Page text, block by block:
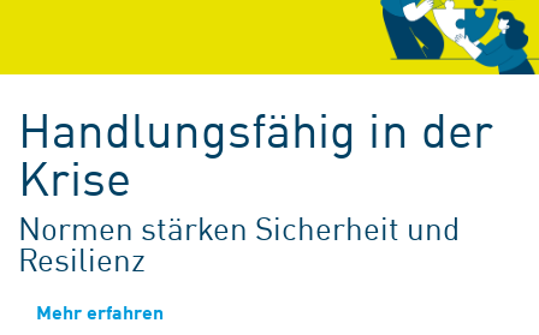
Handlungsfähig in der
Krise
Normen stärken Sicherheit und
Resilienz
Mehr erfahren